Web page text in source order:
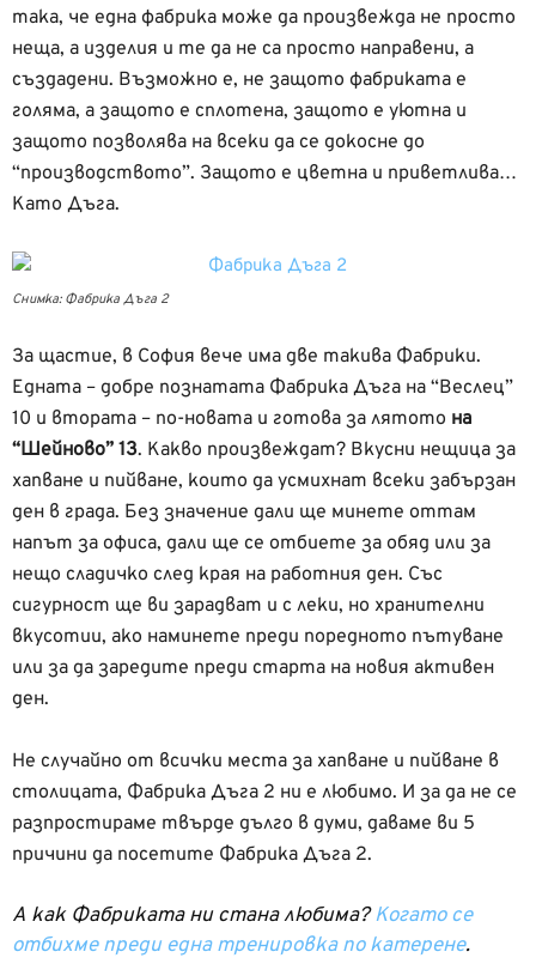
така, че една фабрика може да произвежда не просто
неща, а изделия и те да не са просто направени, а
създадени. Възможно е, не защото фабриката е
голяма, а защото е сплотена, защото е уютна и
защото позволява на всеки да се докосне до
“производството”. Защото е цветна и приветлива…
Като Дъга.
Снимка: Фабрика Дъга 2
За щастие, в София вече има две такива Фабрики.
Едната – добре познатата Фабрика Дъга на “Веслец”
10 и втората – по-новата и готова за лятото на
“Шейново” 13. Какво произвеждат? Вкусни нещица за
хапване и пийване, които да усмихнат всеки забързан
ден в града. Без значение дали ще минете оттам
напът за офиса, дали ще се отбиете за обяд или за
нещо сладичко след края на работния ден. Със
сигурност ще ви зарадват и с леки, но хранителни
вкусотии, ако наминете преди поредното пътуване
или за да заредите преди старта на новия активен
ден.
Не случайно от всички места за хапване и пийване в
столицата, Фабрика Дъга 2 ни е любимо. И за да не се
разпростираме твърде дълго в думи, даваме ви 5
причини да посетите Фабрика Дъга 2.
А как Фабриката ни стана любима?Когато се
отбихме преди една тренировка по катерене.